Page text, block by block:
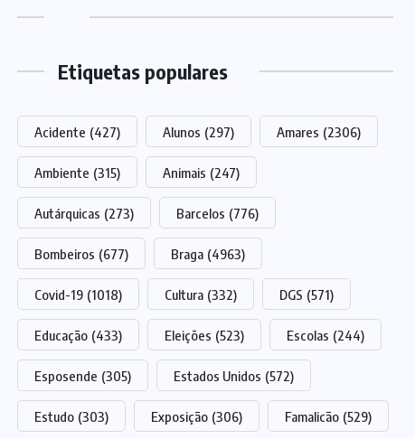
Etiquetas populares
Acidente (427) Alunos (297) Amares (2306)
Ambiente (315) Animais (247)
Autárquicas (273) Barcelos (776)
Bombeiros (677) Braga (4963)
Covid-19 (1018) Cultura (332) DGS (571)
Educação (433) Eleições (523) Escolas (244)
Esposende (305) Estados Unidos (572)
Estudo (303) Exposição (306) Famalicão (529)